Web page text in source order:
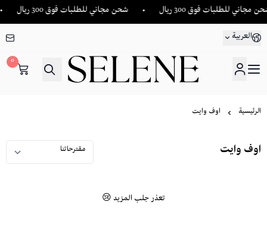
مجاني للطلبات فوق 300 ريال شحن مجاني للطلبات فوق 300 ريال
العربية
SELENE
0
الرئيسية اوف وايت
اوف وايت
تعذر جلب المزيد 😢